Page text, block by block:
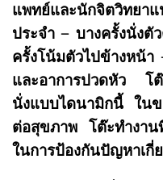
แพทย์และนักจิตวิทยาแ
ประจำ – บางครั้งนั่งตั
ครั้งโน้มตัวไปข้างหน้า
และอาการปวดหัว โต๊
นั่งแบบไดนามิกนี้ ในข
ต่อสุขภาพ โต๊ะทำงาน
ในการป้องกันปัญหาเกี่